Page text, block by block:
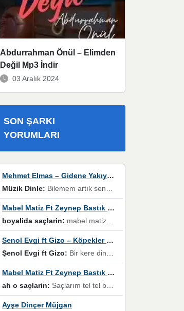
Abdurrahman Önül – Elimden
Değil Mp3 İndir
03 Aralık 2024
SON ŞARKI
YORUMLARI
Mehmet Elmas – Gidene Yakıyorum
Müzik Dinle: Bilemem artık senden bir şans daha / Düştüğün zaman ben olmayacağım yanında” dizeleri, artık geçmişin tekrarına izin verilmeyeceğini, kişisel sınırların çizildiğini gösteriyor.
Mabel Matiz Ft Zeynep Bastık – Saçların
boyalida saçlarin: mabel matiz'in maya albümünde yer alan güzellerden. parça da şarkı hani! müzikal altyapısına vurulduğum, sözlerinde kaybolduğum bir parça olmuş.
Şenol Evgi ft Gizo – Köpekler Tanımadıklarına havlar
Şenol Evgi ft Gizo: Bir kere dinlememe rağmen kulaklardan gitmiyor sen sen sen sen kurban ol sen sen sen sen hayran ol yükses ses müzik dinleme sebebisiniz canlar bomba gibi patladınız maşallah
Mabel Matiz Ft Zeynep Bastık – Saçların
ah o saçlarin: Saçlarım tel tel beyazlıyor beyazlagına degil yanımda sen yoksun ona üzülüyorum günler bir bir geçiyor geçen günlere değil sensiz geçen günlere darılıyorum,Dinledikce asla kavusamayacagim ama asla unutamicagim sevdiğim adam için yanar içim
Ayşe Dinçer Müjgan